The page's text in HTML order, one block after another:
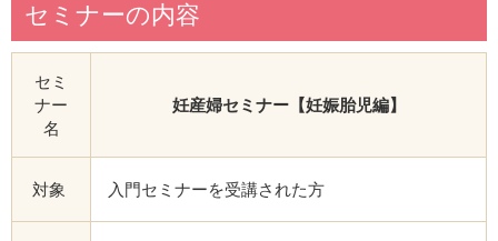
セミナーの内容
セミ
ナー
名
妊産婦セミナー【妊娠胎児編】
対象 入門セミナーを受講された方